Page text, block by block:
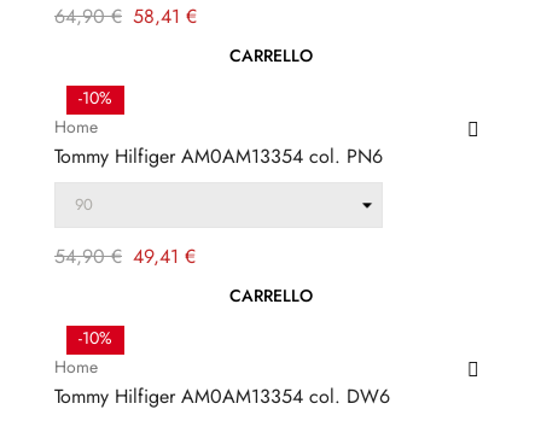
Prezzo
64,90 € Prezzo
58,41 €
-10%
CARRELLO
Home
Tommy Hilfiger AM0AM13354 col. PN6
Prezzo
54,90 € Prezzo
49,41 €
-10%
CARRELLO
Home
Tommy Hilfiger AM0AM13354 col. DW6